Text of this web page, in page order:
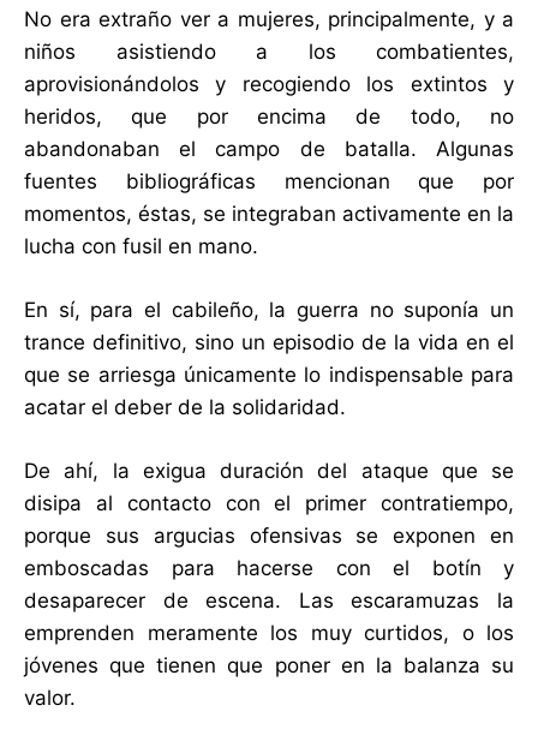
No era extraño ver a mujeres, principalmente, y a
niños asistiendo a los combatientes,
aprovisionándolos y recogiendo los extintos y
heridos, que por encima de todo, no
abandonaban el campo de batalla. Algunas
fuentes bibliográficas mencionan que por
momentos, éstas, se integraban activamente en la
lucha con fusil en mano.
En sí, para el cabileño, la guerra no suponía un
trance definitivo, sino un episodio de la vida en el
que se arriesga únicamente lo indispensable para
acatar el deber de la solidaridad.
De ahí, la exigua duración del ataque que se
disipa al contacto con el primer contratiempo,
porque sus argucias ofensivas se exponen en
emboscadas para hacerse con el botín y
desaparecer de escena. Las escaramuzas la
emprenden meramente los muy curtidos, o los
jóvenes que tienen que poner en la balanza su
valor.